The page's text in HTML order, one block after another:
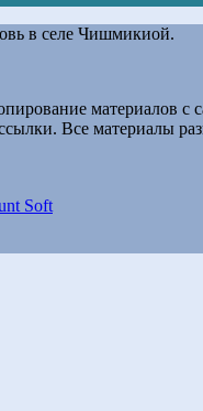
в селе Чишмикиой.
материалов с
Все материалы
Soft